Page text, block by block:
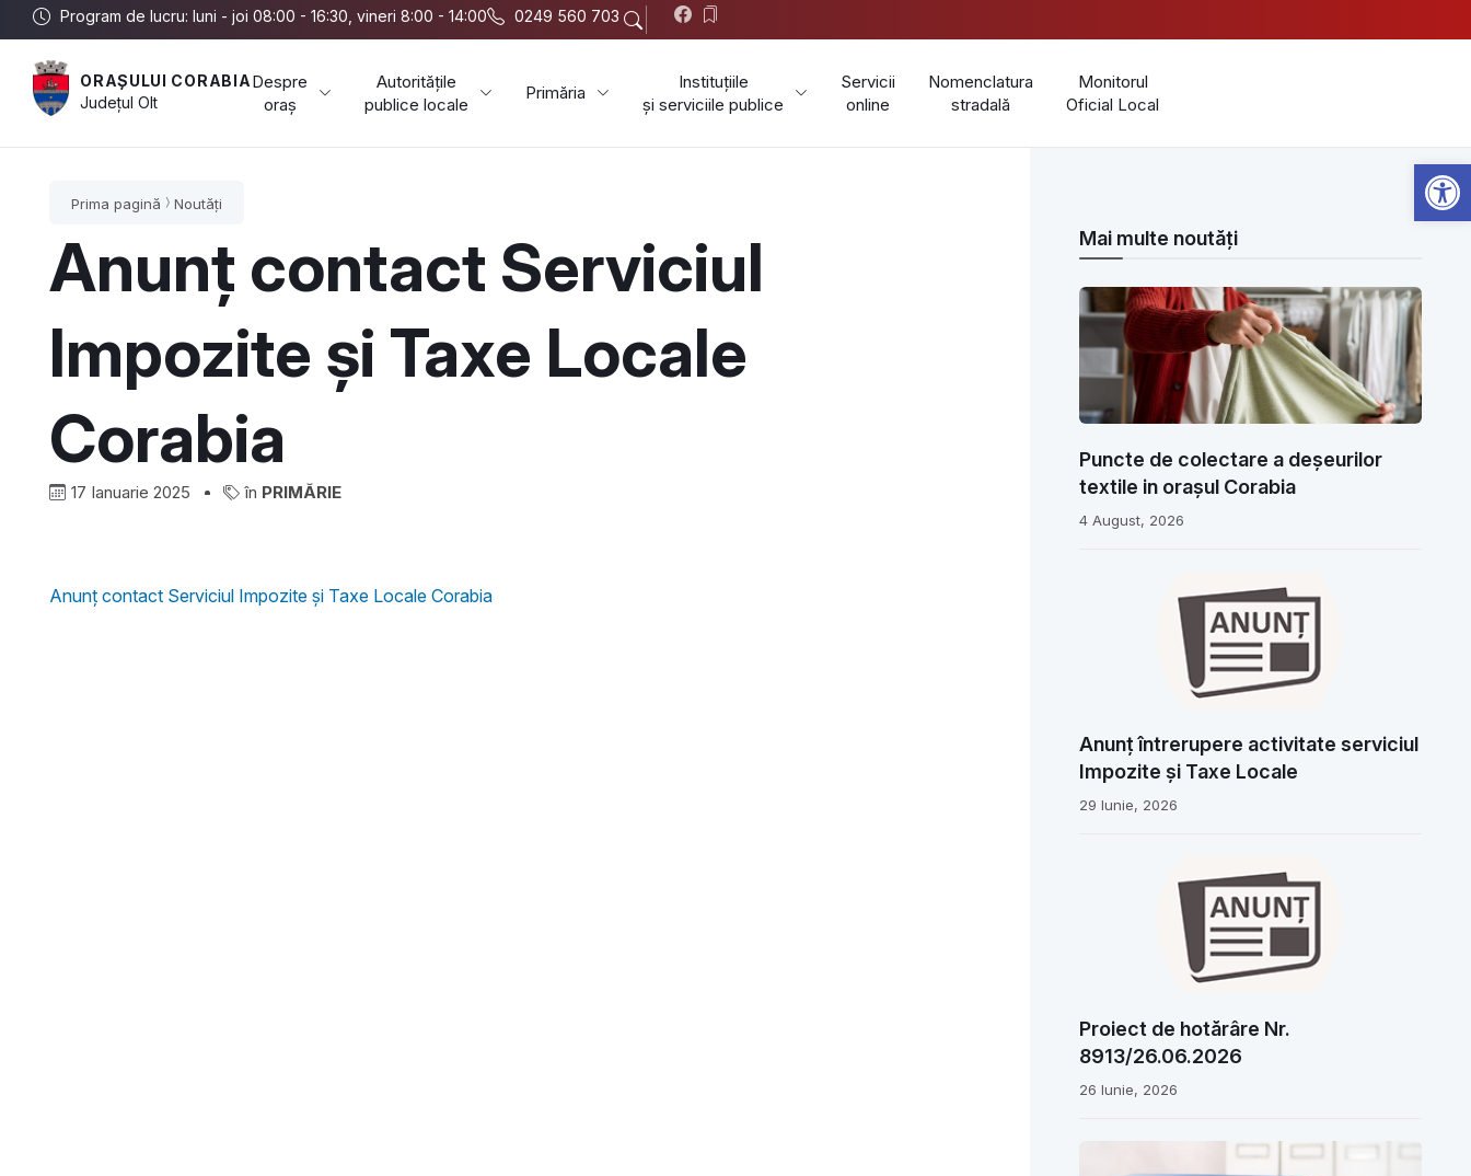
Program de lucru: luni - joi 08:00 - 16:30, vineri 8:00 - 14:00 0249 560 703
ORAȘULUI CORABIA
JudețulOlt
Despre
oraș
Autoritățile
publice locale
Primăria
Instituțiile
și serviciile publice
Servicii
online
Nomenclatura
stradală
Monitorul
Oficial Local
Prima pagină Noutăți
Anunț contact Serviciul
Impozite și Taxe Locale
Corabia
17 Ianuarie 2025 în PRIMĂRIE
Anunț contact Serviciul Impozite și Taxe Locale Corabia
Mai multe noutăți
Puncte de colectare a deșeurilor
textile in orașul Corabia
4 August, 2026
Anunț întrerupere activitate serviciul
Impozite și Taxe Locale
29 Iunie, 2026
Proiect de hotărâre Nr.
8913/26.06.2026
26 Iunie, 2026